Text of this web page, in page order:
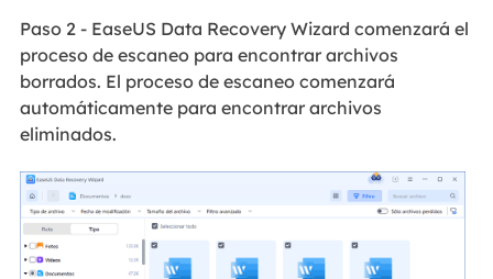
Paso 2 - EaseUS Data Recovery Wizard comenzará el
proceso de escaneo para encontrar archivos
borrados. El proceso de escaneo comenzará
automáticamente para encontrar archivos
eliminados.